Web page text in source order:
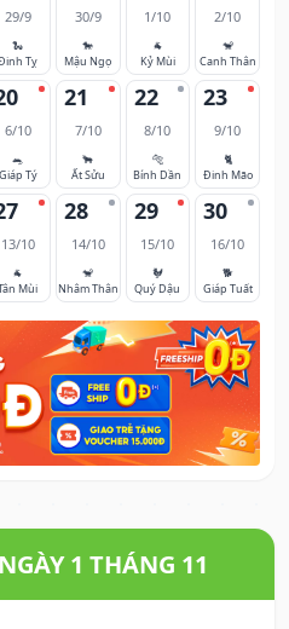
29/9
🐍
Tỵ
30/9
🐎
Mậu Ngọ
1/10
🐐
Kỷ Mùi
2/10
🐒
Canh Thân
6/10
🐀
Giáp Tý
21
7/10
🐂
Ất Sửu
22
8/10
🐅
Bính Dần
23
9/10
🐈
Đinh Mão
13/10
🐐
Mùi
28
14/10
🐒
Nhâm Thân
29
15/10
🐓
Quý Dậu
30
16/10
🐕
Giáp Tuất
1 THÁNG 11